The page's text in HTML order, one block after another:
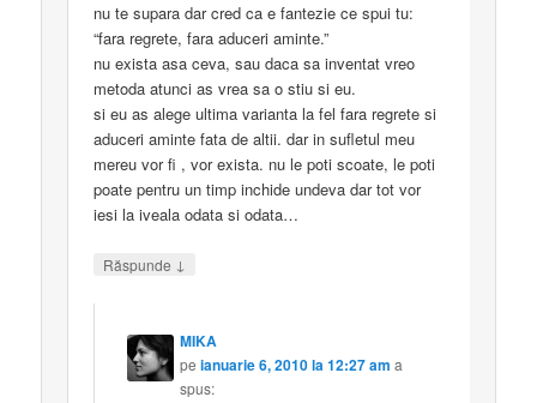
nu te supara dar cred ca e fantezie ce spui tu:
“fara regrete, fara aduceri aminte.”
nu exista asa ceva, sau daca sa inventat vreo
metoda atunci as vrea sa o stiu si eu.
si eu as alege ultima varianta la fel fara regrete si
aduceri aminte fata de altii. dar in sufletul meu
mereu vor fi , vor exista. nu le poti scoate, le poti
poate pentru un timp inchide undeva dar tot vor
iesi la iveala odata si odata…
Răspunde ↓
MIKA
peianuarie 6, 2010 la 12:27 am a
spus: